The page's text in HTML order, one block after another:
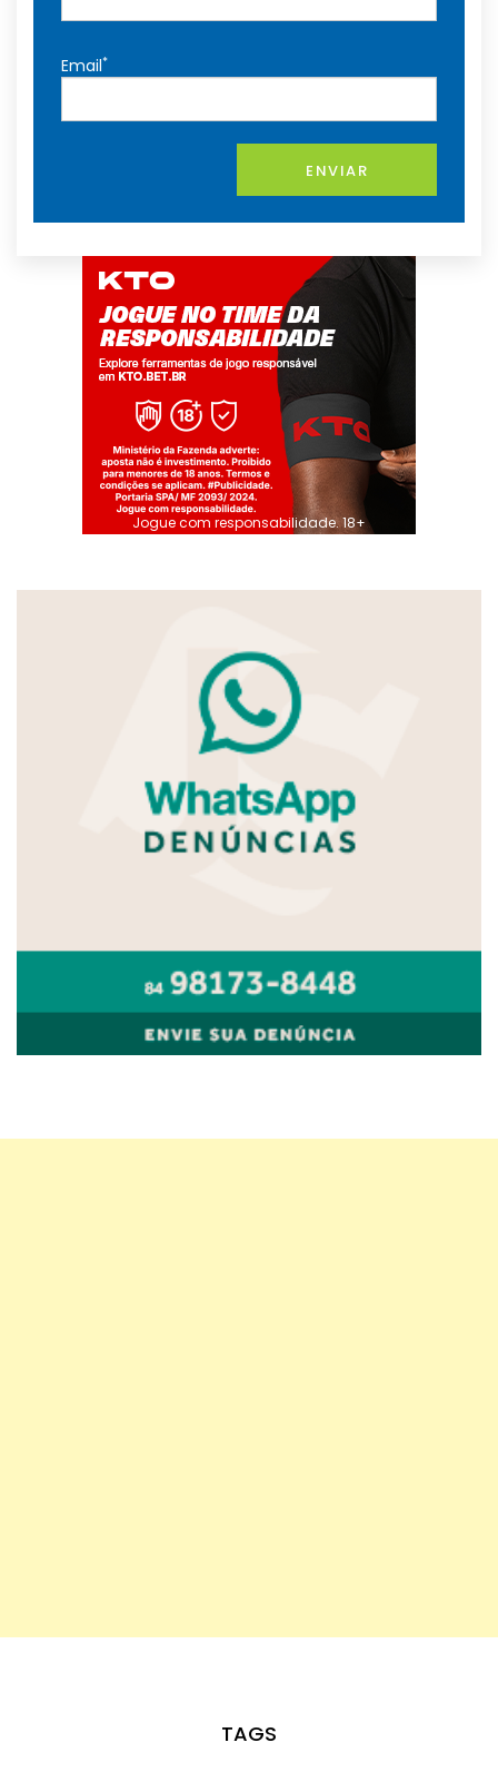
Email*
ENVIAR
Jogue com responsabilidade. 18+
TAGS